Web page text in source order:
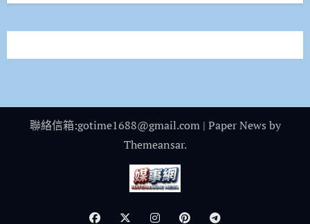
聯絡信箱:gotime1688@gmail.com | Paper News by
Themeansar.